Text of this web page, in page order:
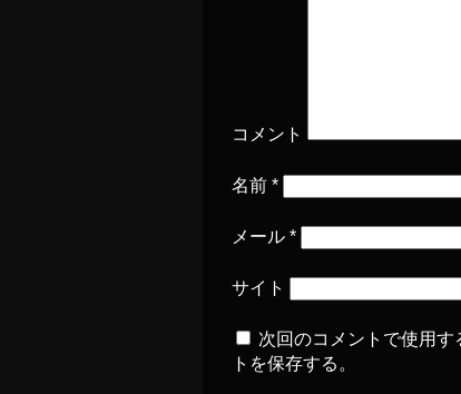
コメント
名前 *
メール *
サイト
次回のコメントで使用
トを保存する。